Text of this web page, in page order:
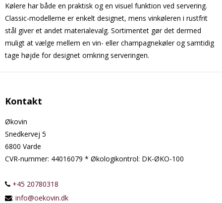
Kølere har både en praktisk og en visuel funktion ved servering.
Classic-modellerne er enkelt designet, mens vinkøleren i rustfrit
stål giver et andet materialevalg. Sortimentet gør det dermed
muligt at vælge mellem en vin- eller champagnekøler og samtidig
tage højde for designet omkring serveringen.
Kontakt
Økovin
Snedkervej 5
6800 Varde
CVR-nummer: 44016079 * Økologikontrol: DK-ØKO-100
+45 20780318
: info@oekovin.dk